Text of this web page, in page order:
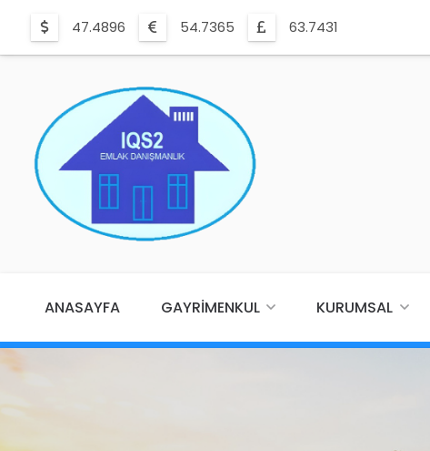
47.4896 54.7365 63.7431
ANASAYFA GAYRIMENKUL KURUMSAL